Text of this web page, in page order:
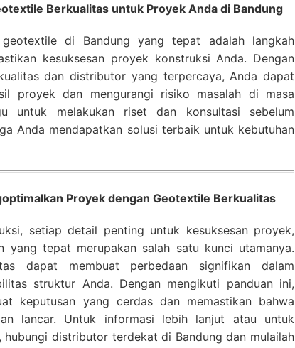
Berkualitas untuk Proyek Anda di Bandung
di Bandung yang tepat adalah langkah
kesuksesan proyek konstruksi Anda. Dengan
dan distributor yang terpercaya, Anda dapat
proyek dan mengurangi risiko masalah di masa
untuk melakukan riset dan konsultasi sebelum
Anda mendapatkan solusi terbaik untuk kebutuhan
Proyek dengan Geotextile Berkualitas
setiap detail penting untuk kesuksesan proyek,
yang tepat merupakan salah satu kunci utamanya.
dapat membuat perbedaan signifikan dalam
struktur Anda. Dengan mengikuti panduan ini,
keputusan yang cerdas dan memastikan bahwa
lancar. Untuk informasi lebih lanjut atau untuk
hubungi distributor terdekat di Bandung dan mulailah